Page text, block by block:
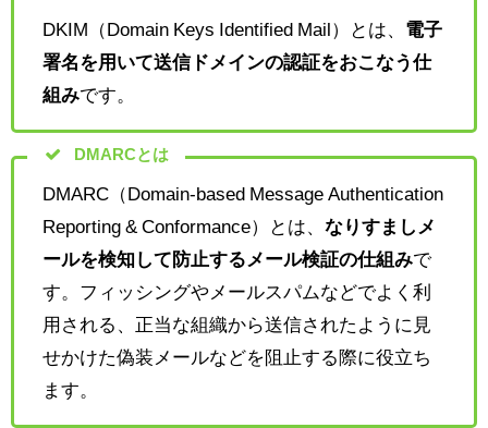
DKIM（Domain Keys Identified Mail）とは、 電子
署名を用いて送信ドメインの認証をおこなう仕
組みです。
DMARCとは
DMARC（Domain-based Message Authentication
Reporting & Conformance）とは、 なりすましメ
ールを検知して防止するメール検証の仕組みで
す。フィッシングやメールスパムなどでよく利
用される、正当な組織から送信されたように見
せかけた偽装メールなどを阻止する際に役立ち
ます。